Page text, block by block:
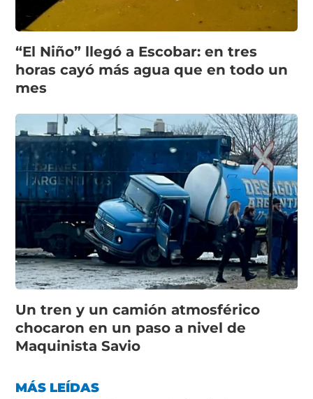
“El Niño” llegó a Escobar: en tres
horas cayó más agua que en todo un
mes
Un tren y un camión atmosférico
chocaron en un paso a nivel de
Maquinista Savio
MÁS LEÍDAS